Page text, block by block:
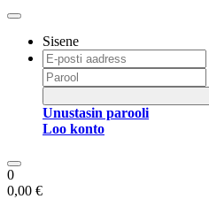
Sisene
Unustasin parooli
Loo konto
0
0,00 €